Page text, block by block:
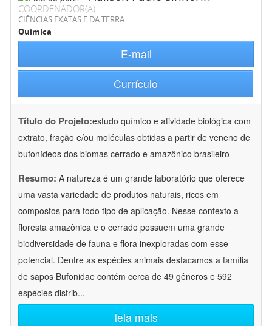
COORDENADOR(A)
CIÊNCIAS EXATAS E DA TERRA
Química
E-mail
Currículo
Título do Projeto:estudo químico e atividade biológica com
extrato, fração e/ou moléculas obtidas a partir de veneno de
bufonídeos dos biomas cerrado e amazônico brasileiro
Resumo: A natureza é um grande laboratório que oferece
uma vasta variedade de produtos naturais, ricos em
compostos para todo tipo de aplicação. Nesse contexto a
floresta amazônica e o cerrado possuem uma grande
biodiversidade de fauna e flora inexploradas com esse
potencial. Dentre as espécies animais destacamos a família
de sapos Bufonidae contém cerca de 49 gêneros e 592
espécies distrib...
leia mais